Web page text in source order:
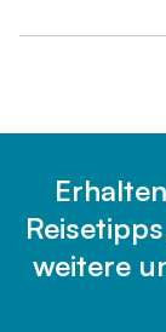
weitere